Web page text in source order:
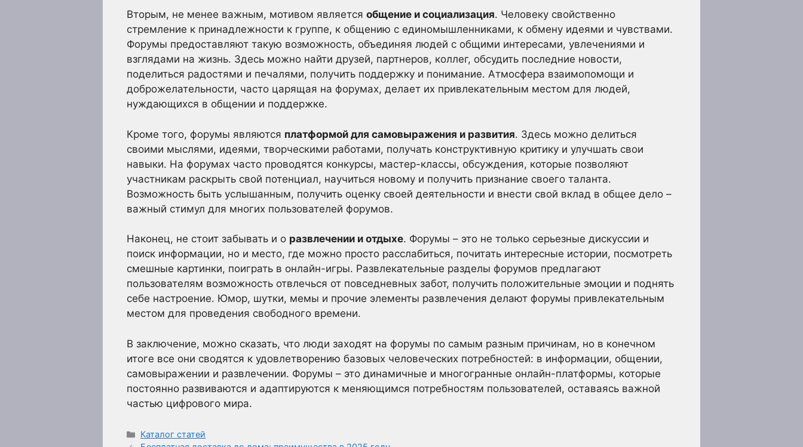
Вторым, не менее важным, мотивом является общение и социализация. Человеку свойственно
стремление к принадлежности к группе, к общению с единомышленниками, к обмену идеями и чувствами.
Форумы предоставляют такую возможность, объединяя людей с общими интересами, увлечениями и
взглядами на жизнь. Здесь можно найти друзей, партнеров, коллег, обсудить последние новости,
поделиться радостями и печалями, получить поддержку и понимание. Атмосфера взаимопомощи и
доброжелательности, часто царящая на форумах, делает их привлекательным местом для людей,
нуждающихся в общении и поддержке.
Кроме того, форумы являются платформой для самовыражения и развития. Здесь можно делиться
своими мыслями, идеями, творческими работами, получать конструктивную критику и улучшать свои
навыки. На форумах часто проводятся конкурсы, мастер-классы, обсуждения, которые позволяют
участникам раскрыть свой потенциал, научиться новому и получить признание своего таланта.
Возможность быть услышанным, получить оценку своей деятельности и внести свой вклад в общее дело –
важный стимул для многих пользователей форумов.
Наконец, не стоит забывать и о развлечении и отдыхе. Форумы – это не только серьезные дискуссии и
поиск информации, но и место, где можно просто расслабиться, почитать интересные истории, посмотреть
смешные картинки, поиграть в онлайн-игры. Развлекательные разделы форумов предлагают
пользователям возможность отвлечься от повседневных забот, получить положительные эмоции и поднять
себе настроение. Юмор, шутки, мемы и прочие элементы развлечения делают форумы привлекательным
местом для проведения свободного времени.
В заключение, можно сказать, что люди заходят на форумы по самым разным причинам, но в конечном
итоге все они сводятся к удовлетворению базовых человеческих потребностей: в информации, общении,
самовыражении и развлечении. Форумы – это динамичные и многогранные онлайн-платформы, которые
постоянно развиваются и адаптируются к меняющимся потребностям пользователей, оставаясь важной
частью цифрового мира.
Рубрики
Каталог статей